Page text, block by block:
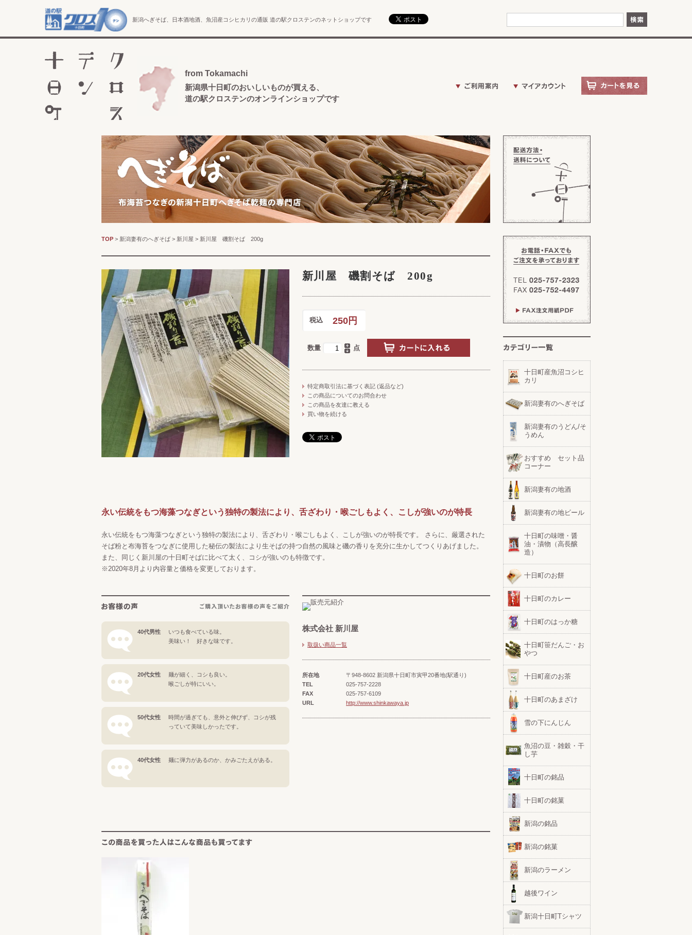
新潟へぎそば、日本酒地酒、魚沼産コシヒカリの通販 道の駅クロステンのネットショップです
from Tokamachi
新潟県十日町のおいしいものが買える、
道の駅クロステンのオンラインショップです
TOP > 新潟妻有のへぎそば > 新川屋 > 新川屋 磯割そば 200g
新川屋 磯割そば 200g
税込 250円
数量 点
特定商取引法に基づく表記 (返品など)
この商品についてのお問合わせ
この商品を友達に教える
買い物を続ける
永い伝統をもつ海藻つなぎという独特の製法により、舌ざわり・喉ごしもよく、こしが強いのが特長
永い伝統をもつ海藻つなぎという独特の製法により、舌ざわり・喉ごしもよく、こしが強いのが特長です。 さらに、厳選された
そば粉と布海苔をつなぎに使用した秘伝の製法により生そばの持つ自然の風味と磯の香りを充分に生かしてつくりあげました。
また、同じく新川屋の十日町そばに比べて太く、コシが強いのも特徴です。
※2020年8月より内容量と価格を変更しております。
40代男性
いつも食べている味。
美味い！ 好きな味です。
20代女性
麺が細く、コシも良い。
喉ごしが特にいい。
50代女性
時間が過ぎても、意外と伸びず、コシが残
っていて美味しかったです。
40代女性 麺に弾力があるのか、かみごたえがある。
株式会社 新川屋
取扱い商品一覧
所在地
〒948-8602 新潟県十日町市寅甲20番地(駅通り)
TEL
025-757-2228
FAX
025-757-6109
URL
http://www.shinkawaya.jp
十日町産魚沼コシヒ
カリ
新潟妻有のへぎそば
新潟妻有のうどん/そ
うめん
おすすめ セット品
コーナー
新潟妻有の地酒
新潟妻有の地ビール
十日町の味噌・醤
油・漬物（高長醸
造）
十日町のお餅
十日町のカレー
十日町のはっか糖
十日町笹だんご・お
やつ
十日町産のお茶
十日町のあまざけ
雪の下にんじん
魚沼の豆・雑穀・干
し芋
十日町の銘品
十日町の銘菓
新潟の銘品
新潟の銘菓
新潟のラーメン
越後ワイン
新潟十日町Tシャツ